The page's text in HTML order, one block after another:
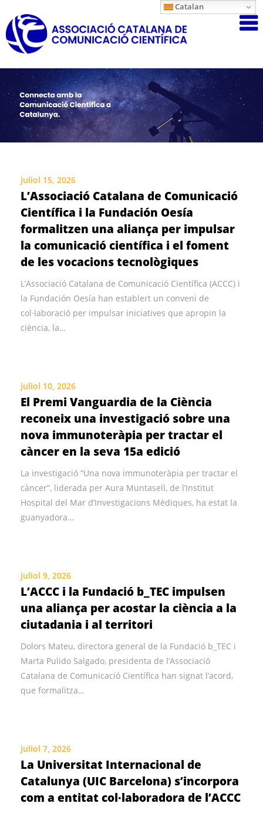
to
content
Associació
Científica
juliol 15, 2026
L’Associació Catalana de Comunicació
Científica i la Fundación Oesía
formalitzen una aliança per impulsar
la comunicació científica i el foment
de les vocacions tecnològiques
L’Associació Catalana de Comunicació Científica (ACCC) i
la Fundación Oesía han establert un conveni de
col·laboració per impulsar iniciatives que apropin la
ciència, la…
juliol 10, 2026
El Premi Vanguardia de la Ciència
reconeix una investigació sobre una
nova immunoteràpia per tractar el
càncer en la seva 15a edició
La investigació “Una nova immunoteràpia per tractar el
càncer”, liderada per Aura Muntasell, de l’Institut
Hospital del Mar d’Investigacions Mèdiques, ha estat la
guanyadora…
juliol 9, 2026
L’ACCC i la Fundació b_TEC impulsen
una aliança per acostar la ciència a la
ciutadania i al territori
Dolors Mateu, directora general de la Fundació b_TEC i
Marta Pulido Salgado, presidenta de l’Associació
Catalana de Comunicació Científica han signat l’acord,
que formalitza…
juliol 7, 2026
La Universitat Internacional de
Catalunya (UIC Barcelona) s’incorpora
com a entitat col·laboradora de l’ACCC
Catalan